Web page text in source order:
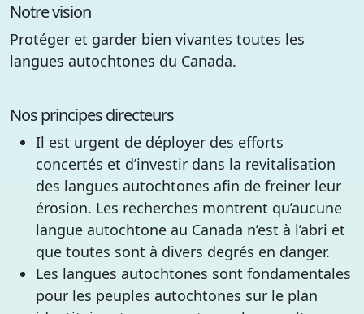
Notre vision
Protéger et garder bien vivantes toutes les
langues autochtones du Canada.
Nos principes directeurs
Il est urgent de déployer des efforts
concertés et d’investir dans la revitalisation
des langues autochtones afin de freiner leur
érosion. Les recherches montrent qu’aucune
langue autochtone au Canada n’est à l’abri et
que toutes sont à divers degrés en danger.
Les langues autochtones sont fondamentales
pour les peuples autochtones sur le plan